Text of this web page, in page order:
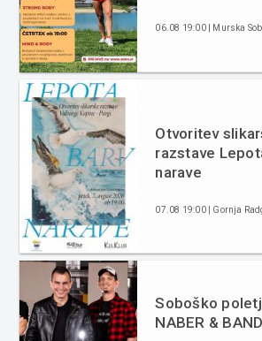
06.08 19:00 | Murska
Otvoritev
razstave
narave
07.08 19:00 | Gornja
Soboško
NABER & BAND